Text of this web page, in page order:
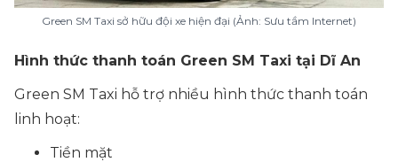
Green SM Taxi sở hữu đội xe hiện đại (Ảnh: Sưu tầm Internet)
Hình thức thanh toán Green SM Taxi tại Dĩ An
Green SM Taxi hỗ trợ nhiều hình thức thanh toán
linh hoạt:
Tiền mặt